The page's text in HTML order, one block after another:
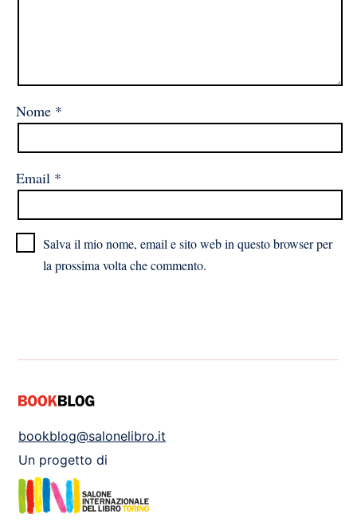
Nome *
Email *
Salva il mio nome, email e sito web in questo browser per
la prossima volta che commento.
bookblog@salonelibro.it
Un progetto di